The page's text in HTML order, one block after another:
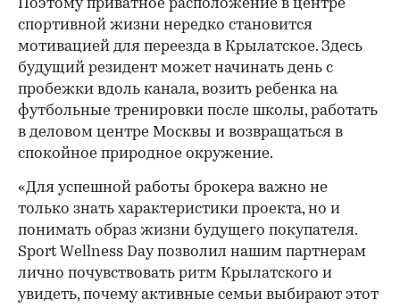
Поэтому приватное расположение в центре
спортивной жизни нередко становится
мотивацией для переезда в Крылатское. Здесь
будущий резидент может начинать день с
пробежки вдоль канала, возить ребенка на
футбольные тренировки после школы, работать
в деловом центре Москвы и возвращаться в
спокойное природное окружение.
«Для успешной работы брокера важно не
только знать характеристики проекта, но и
понимать образ жизни будущего покупателя.
Sport Wellness Day позволил нашим партнерам
лично почувствовать ритм Крылатского и
увидеть, почему активные семьи выбирают этот